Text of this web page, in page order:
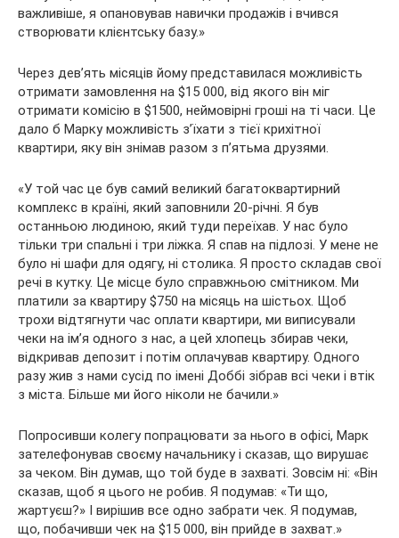
важливіше, я опановував навички продажів і вчився
створювати клієнтську базу.»
Через дев’ять місяців йому представилася можливість
отримати замовлення на $15 000, від якого він міг
отримати комісію в $1500, неймовірні гроші на ті часи. Це
дало б Марку можливість з’їхати з тієї крихітної
квартири, яку він знімав разом з п’ятьма друзями.
«У той час це був самий великий багатоквартирний
комплекс в країні, який заповнили 20-річні. Я був
останньою людиною, який туди переїхав. У нас було
тільки три спальні і три ліжка. Я спав на підлозі. У мене не
було ні шафи для одягу, ні столика. Я просто складав свої
речі в кутку. Це місце було справжньою смітником. Ми
платили за квартиру $750 на місяць на шістьох. Щоб
трохи відтягнути час оплати квартири, ми виписували
чеки на ім’я одного з нас, а цей хлопець збирав чеки,
відкривав депозит і потім оплачував квартиру. Одного
разу жив з нами сусід по імені Доббі зібрав всі чеки і втік
з міста. Більше ми його ніколи не бачили.»
Попросивши колегу попрацювати за нього в офісі, Марк
зателефонував своєму начальнику і сказав, що вирушає
за чеком. Він думав, що той буде в захваті. Зовсім ні: «Він
сказав, щоб я цього не робив. Я подумав: «Ти що,
жартуєш?» І вирішив все одно забрати чек. Я подумав,
що, побачивши чек на $15 000, він прийде в захват.»